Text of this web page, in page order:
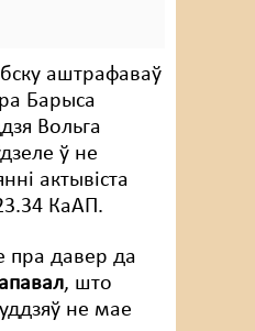
аштрафаваў
Барыса
Вольга
ў не
актывіста
КаАП.
пра давер да
, што
не мае